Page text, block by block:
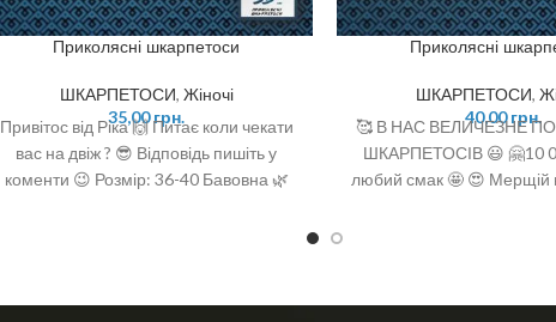
Приколясні шкарпетоси
ШКАРПЕТОСИ, Жіночі
35,00грн.
Привітос від Ріка 🙌 Питає коли чекати
вас на двіж ? 😎 Відповідь пишіть у
коменти 😉 Розмір: 36-40 Бавовна 🌿
Приколясні
ШКАРПЕТОСИ,
40,00грн.
🥰 В НАС ВЕЛИЧЕЗНЕ
ШКАРПЕТОСІВ 😃 🤗10
любий смак 🤩 😍 Мерщій